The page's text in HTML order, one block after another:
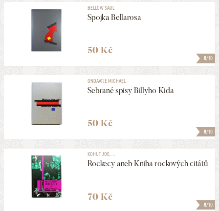
8/10
BELLOW SAUL
Spojka Bellarosa
50 Kč
8/10
ONDAATJE MICHAEL
Sebrané spisy Billyho Kida
50 Kč
8/10
KOHUT JOE, ...
Rockecy aneb Kniha rockových citátů
70 Kč